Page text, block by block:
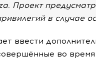
Проект
в случае
ввести
во